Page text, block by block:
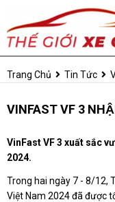
Trang Chủ Tin Tức
VINFAST VF 3
VinFast VF 3 xuất sắc
2024.
Trong hai ngày 7 - 8/12,
Việt Nam 2024 đã được